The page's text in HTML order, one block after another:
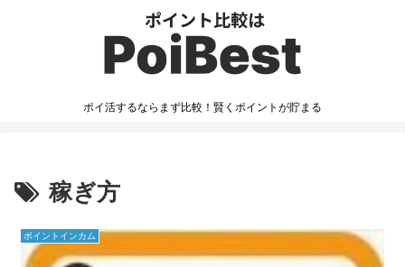
ポイ活するならまず比較！賢くポイントが貯まる
稼ぎ方
ポイントインカム